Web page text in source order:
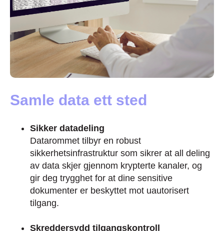
Samle data ett sted
Sikker datadeling
Datarommet tilbyr en robust
sikkerhetsinfrastruktur som sikrer at all deling
av data skjer gjennom krypterte kanaler, og
gir deg trygghet for at dine sensitive
dokumenter er beskyttet mot uautorisert
tilgang.
Skreddersydd tilgangskontroll